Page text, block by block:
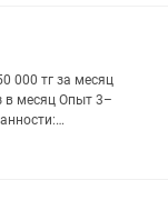
смены в...
000 тг за месяц
в месяц Опыт 3–
и